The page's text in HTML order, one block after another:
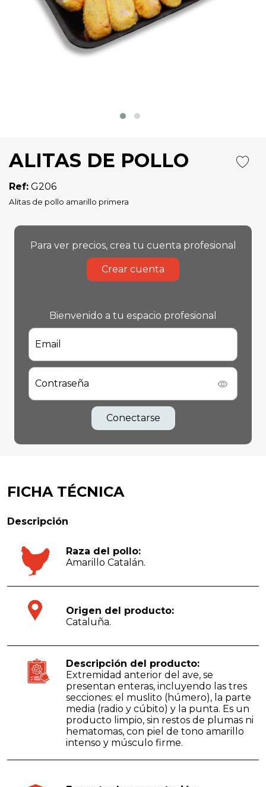
ALITAS DE POLLO
Ref: G206
Alitas de pollo amarillo primera
Para ver precios, crea tu cuenta profesional
Crear cuenta
Bienvenido a tu espacio profesional
Email
Contraseña
Conectarse
FICHA TÉCNICA
Descripción
Raza del pollo:
Amarillo Catalán.
Origen del producto:
Cataluña.
Descripción del producto:
Extremidad anterior del ave, se
presentan enteras, incluyendo las tres
secciones: el muslito (húmero), la parte
media (radio y cúbito) y la punta. Es un
producto limpio, sin restos de plumas ni
hematomas, con piel de tono amarillo
intenso y músculo firme.